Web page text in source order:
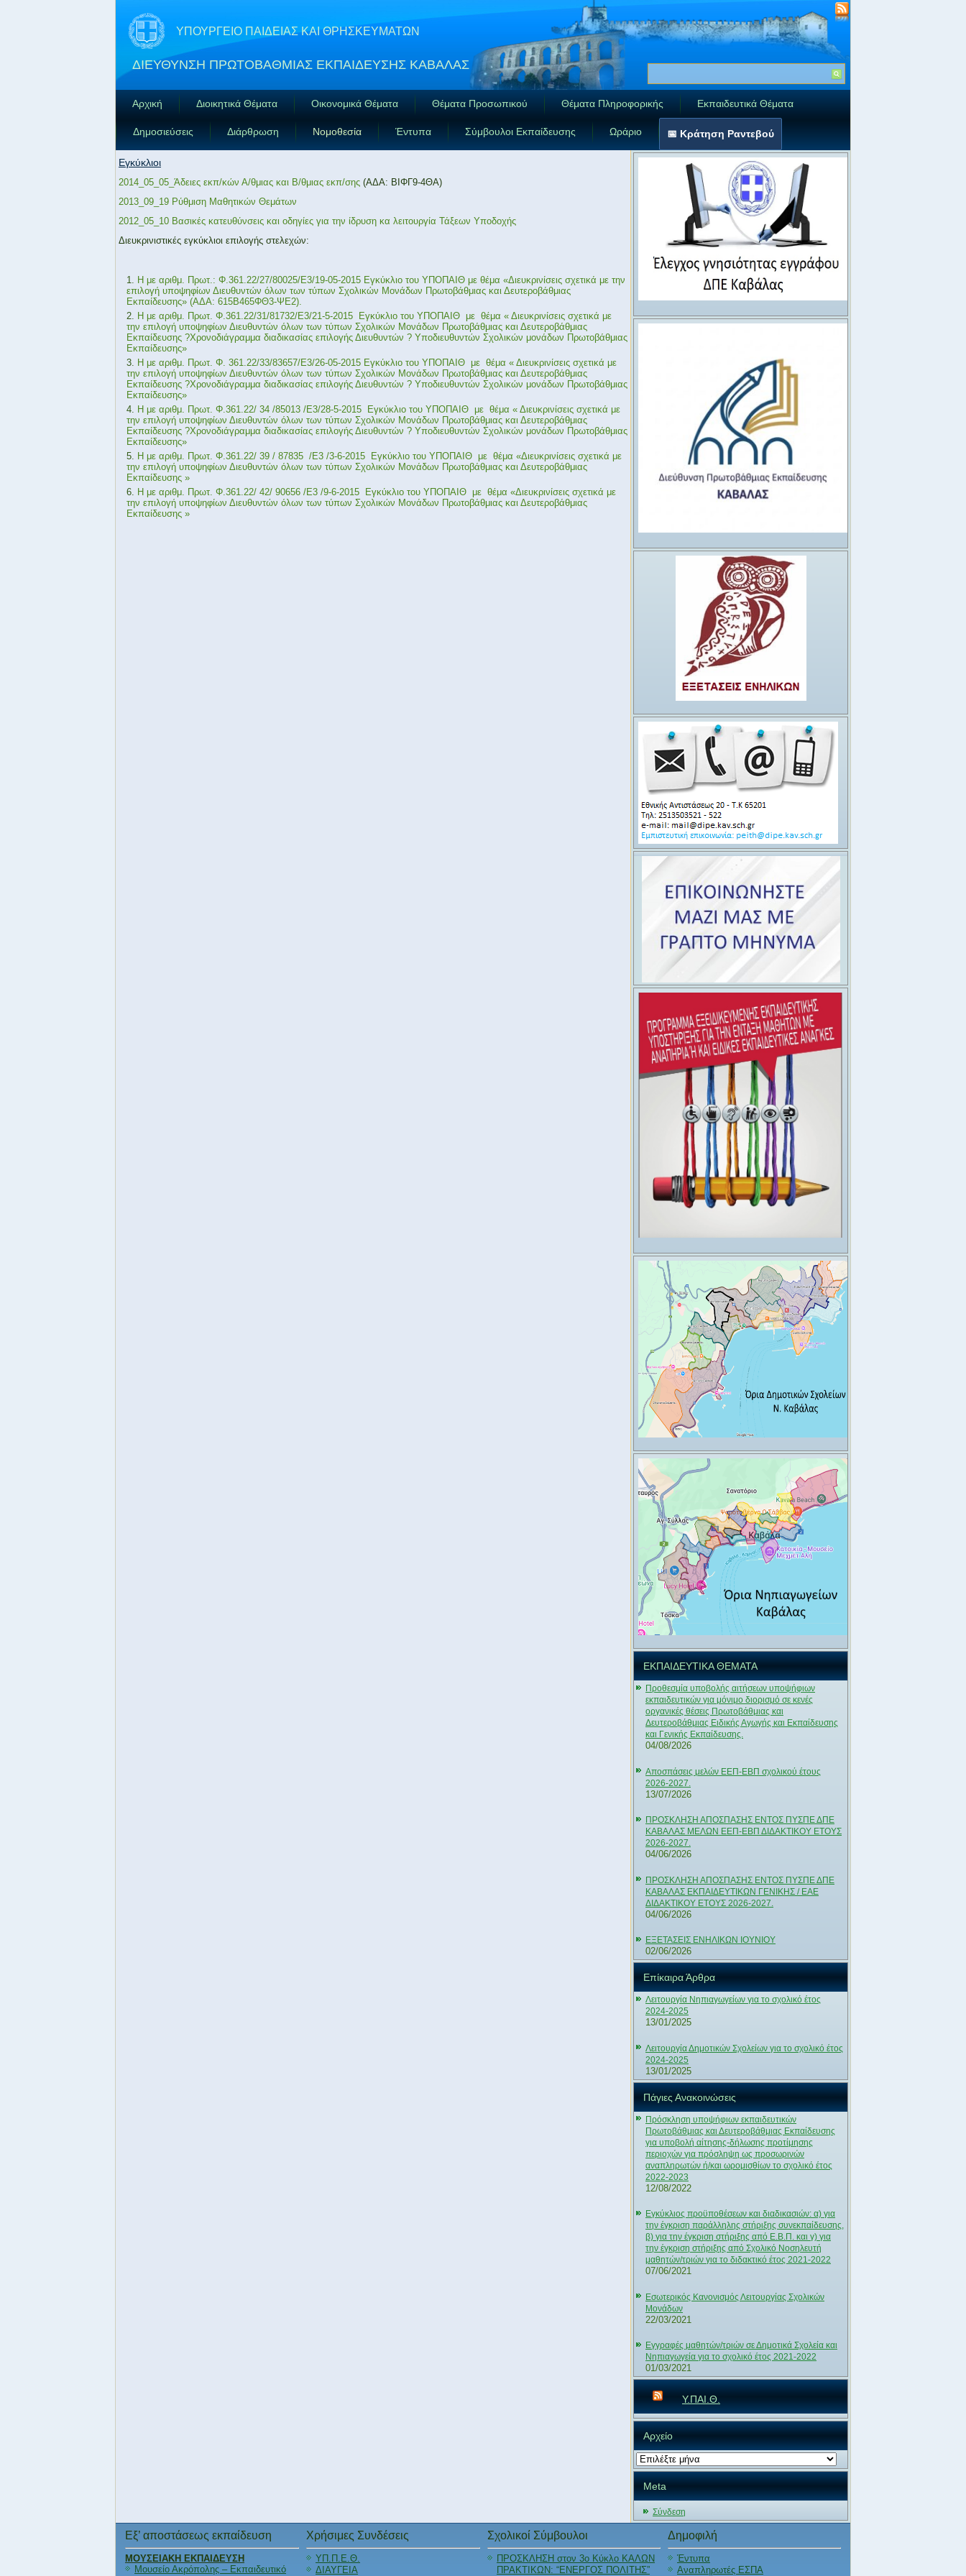
ΔΙΕΥΘΥΝΣΗ ΠΡΩΤΟΒΑΘΜΙΑΣ ΕΚΠΑΙΔΕΥΣΗΣ ΚΑΒΑΛΑΣ
ΥΠΟΥΡΓΕΙΟ ΠΑΙΔΕΙΑΣ ΚΑΙ ΘΡΗΣΚΕΥΜΑΤΩΝ
Αρχική Διοικητικά Θέματα Οικονομικά Θέματα Θέματα Προσωπικού Θέματα Πληροφορικής Εκπαιδευτικά Θέματα
Δημοσιεύσεις Διάρθρωση Νομοθεσία Έντυπα Σύμβουλοι Εκπαίδευσης Ωράριο 📅 Κράτηση Ραντεβού
Εγκύκλιοι
2014_05_05_Άδειες εκπ/κών Α/θμιας και Β/θμιας εκπ/σης (ΑΔΑ: ΒΙΦΓ9-4ΘΑ)
2013_09_19 Ρύθμιση Μαθητικών Θεμάτων
2012_05_10 Βασικές κατευθύνσεις και οδηγίες για την ίδρυση κα λειτουργία Τάξεων Υποδοχής
Διευκρινιστικές εγκύκλιοι επιλογής στελεχών:
Η με αριθμ. Πρωτ.: Φ.361.22/27/80025/Ε3/19-05-2015 Εγκύκλιο του ΥΠΟΠΑΙΘ με θέμα «Διευκρινίσεις σχετικά με την
επιλογή υποψηφίων Διευθυντών όλων των τύπων Σχολικών Μονάδων Πρωτοβάθμιας και Δευτεροβάθμιας
Εκπαίδευσης» (ΑΔΑ: 615Β465ΦΘ3-ΨΕ2).
Η με αριθμ. Πρωτ. Φ.361.22/31/81732/Ε3/21-5-2015 Εγκύκλιο του ΥΠΟΠΑΙΘ με θέμα « Διευκρινίσεις σχετικά με
την επιλογή υποψηφίων Διευθυντών όλων των τύπων Σχολικών Μονάδων Πρωτοβάθμιας και Δευτεροβάθμιας
Εκπαίδευσης ?Χρονοδιάγραμμα διαδικασίας επιλογής Διευθυντών ? Υποδιευθυντών Σχολικών μονάδων Πρωτοβάθμιας
Εκπαίδευσης»
Η με αριθμ. Πρωτ. Φ. 361.22/33/83657/Ε3/26-05-2015 Εγκύκλιο του ΥΠΟΠΑΙΘ με θέμα « Διευκρινίσεις σχετικά με
την επιλογή υποψηφίων Διευθυντών όλων των τύπων Σχολικών Μονάδων Πρωτοβάθμιας και Δευτεροβάθμιας
Εκπαίδευσης ?Χρονοδιάγραμμα διαδικασίας επιλογής Διευθυντών ? Υποδιευθυντών Σχολικών μονάδων Πρωτοβάθμιας
Εκπαίδευσης»
Η με αριθμ. Πρωτ. Φ.361.22/ 34 /85013 /E3/28-5-2015 Εγκύκλιο του ΥΠΟΠΑΙΘ με θέμα « Διευκρινίσεις σχετικά με
την επιλογή υποψηφίων Διευθυντών όλων των τύπων Σχολικών Μονάδων Πρωτοβάθμιας και Δευτεροβάθμιας
Εκπαίδευσης ?Χρονοδιάγραμμα διαδικασίας επιλογής Διευθυντών ? Υποδιευθυντών Σχολικών μονάδων Πρωτοβάθμιας
Εκπαίδευσης»
Η με αριθμ. Πρωτ. Φ.361.22/ 39 / 87835 /E3 /3-6-2015 Εγκύκλιο του ΥΠΟΠΑΙΘ με θέμα «Διευκρινίσεις σχετικά με
την επιλογή υποψηφίων Διευθυντών όλων των τύπων Σχολικών Μονάδων Πρωτοβάθμιας και Δευτεροβάθμιας
Εκπαίδευσης »
Η με αριθμ. Πρωτ. Φ.361.22/ 42/ 90656 /E3 /9-6-2015 Εγκύκλιο του ΥΠΟΠΑΙΘ με θέμα «Διευκρινίσεις σχετικά με
την επιλογή υποψηφίων Διευθυντών όλων των τύπων Σχολικών Μονάδων Πρωτοβάθμιας και Δευτεροβάθμιας
Εκπαίδευσης »
ΕΚΠΑΙΔΕΥΤΙΚΑ ΘΕΜΑΤΑ
Προθεσμία υποβολής αιτήσεων υποψήφιων
εκπαιδευτικών για μόνιμο διορισμό σε κενές
οργανικές θέσεις Πρωτοβάθμιας και
Δευτεροβάθμιας Ειδικής Αγωγής και Εκπαίδευσης
και Γενικής Εκπαίδευσης.
04/08/2026
Αποσπάσεις μελών ΕΕΠ-ΕΒΠ σχολικού έτους
2026-2027.
13/07/2026
ΠΡΟΣΚΛΗΣΗ ΑΠΟΣΠΑΣΗΣ ΕΝΤΟΣ ΠΥΣΠΕ ΔΠΕ
ΚΑΒΑΛΑΣ ΜΕΛΩΝ ΕΕΠ-ΕΒΠ ΔΙΔΑΚΤΙΚΟΥ ΕΤΟΥΣ
2026-2027.
04/06/2026
ΠΡΟΣΚΛΗΣΗ ΑΠΟΣΠΑΣΗΣ ΕΝΤΟΣ ΠΥΣΠΕ ΔΠΕ
ΚΑΒΑΛΑΣ ΕΚΠΑΙΔΕΥΤΙΚΩΝ ΓΕΝΙΚΗΣ / ΕΑΕ
ΔΙΔΑΚΤΙΚΟΥ ΕΤΟΥΣ 2026-2027.
04/06/2026
ΕΞΕΤΑΣΕΙΣ ΕΝΗΛΙΚΩΝ ΙΟΥΝΙΟΥ
02/06/2026
Επίκαιρα Άρθρα
Λειτουργία Νηπιαγωγείων για το σχολικό έτος
2024-2025
13/01/2025
Λειτουργία Δημοτικών Σχολείων για το σχολικό έτος
2024-2025
13/01/2025
Πάγιες Ανακοινώσεις
Πρόσκληση υποψήφιων εκπαιδευτικών
Πρωτοβάθμιας και Δευτεροβάθμιας Εκπαίδευσης
για υποβολή αίτησης-δήλωσης προτίμησης
περιοχών για πρόσληψη ως προσωρινών
αναπληρωτών ή/και ωρομισθίων το σχολικό έτος
2022-2023
12/08/2022
Εγκύκλιος προϋποθέσεων και διαδικασιών: α) για
την έγκριση παράλληλης στήριξης συνεκπαίδευσης,
β) για την έγκριση στήριξης από Ε.Β.Π. και γ) για
την έγκριση στήριξης από Σχολικό Νοσηλευτή
μαθητών/τριών για το διδακτικό έτος 2021-2022
07/06/2021
Εσωτερικός Κανονισμός Λειτουργίας Σχολικών
Μονάδων
22/03/2021
Εγγραφές μαθητών/τριών σε Δημοτικά Σχολεία και
Νηπιαγωγεία για το σχολικό έτος 2021-2022
01/03/2021
Υ.ΠΑΙ.Θ.
Αρχείο
Αρχείο
Meta
Σύνδεση
Εξ’ αποστάσεως εκπαίδευση
ΜΟΥΣΕΙΑΚΗ ΕΚΠΑΙΔΕΥΣΗ
Μουσείο Ακρόπολης – Εκπαιδευτικό
Χρήσιμες Συνδέσεις
ΥΠ.Π.Ε.Θ.
ΔΙΑΥΓΕΙΑ
Σχολικοί Σύμβουλοι
ΠΡΟΣΚΛΗΣΗ στον 3ο Κύκλο ΚΑΛΩΝ
ΠΡΑΚΤΙΚΩΝ: “ΕΝΕΡΓΟΣ ΠΟΛΙΤΗΣ”
Δημοφιλή
Έντυπα
Αναπληρωτές ΕΣΠΑ